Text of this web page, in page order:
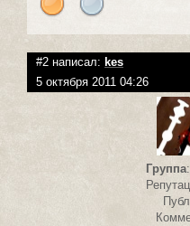
#2 написал: kes
5 октября 2011 04:26
Группа: